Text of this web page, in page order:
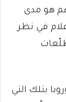
هو مدى
في نظر
بتلك التي